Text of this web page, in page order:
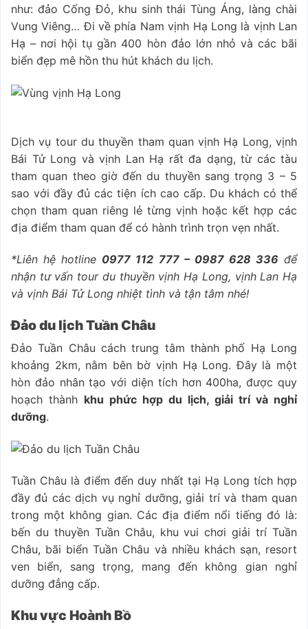
như: đảo Cống Đỏ, khu sinh thái Tùng Áng, làng chài
Vung Viêng… Đi về phía Nam vịnh Hạ Long là vịnh Lan
Hạ – nơi hội tụ gần 400 hòn đảo lớn nhỏ và các bãi
biển đẹp mê hồn thu hút khách du lịch.
Dịch vụ tour du thuyền tham quan vịnh Hạ Long, vịnh
Bái Tử Long và vịnh Lan Hạ rất đa dạng, từ các tàu
tham quan theo giờ đến du thuyền sang trọng 3 – 5
sao với đầy đủ các tiện ích cao cấp. Du khách có thể
chọn tham quan riêng lẻ từng vịnh hoặc kết hợp các
địa điểm tham quan để có hành trình trọn vẹn nhất.
*Liên hệ hotline 0977 112 777 – 0987 628 336để
nhận tư vấn tour du thuyền vịnh Hạ Long, vịnh Lan Hạ
và vịnh Bái Tử Long nhiệt tình và tận tâm nhé!
Đảo du lịch Tuần Châu
Đảo Tuần Châu cách trung tâm thành phố Hạ Long
khoảng 2km, nằm bên bờ vịnh Hạ Long. Đây là một
hòn đảo nhân tạo với diện tích hơn 400ha, được quy
hoạch thành khu phức hợp du lịch, giải trí và nghỉ
dưỡng.
Tuần Châu là điểm đến duy nhất tại Hạ Long tích hợp
đầy đủ các dịch vụ nghỉ dưỡng, giải trí và tham quan
trong một không gian. Các địa điểm nổi tiếng đó là:
bến du thuyền Tuần Châu, khu vui chơi giải trí Tuần
Châu, bãi biển Tuần Châu và nhiều khách sạn, resort
ven biển, sang trọng, mang đến không gian nghỉ
dưỡng đẳng cấp.
Khu vực Hoành Bồ